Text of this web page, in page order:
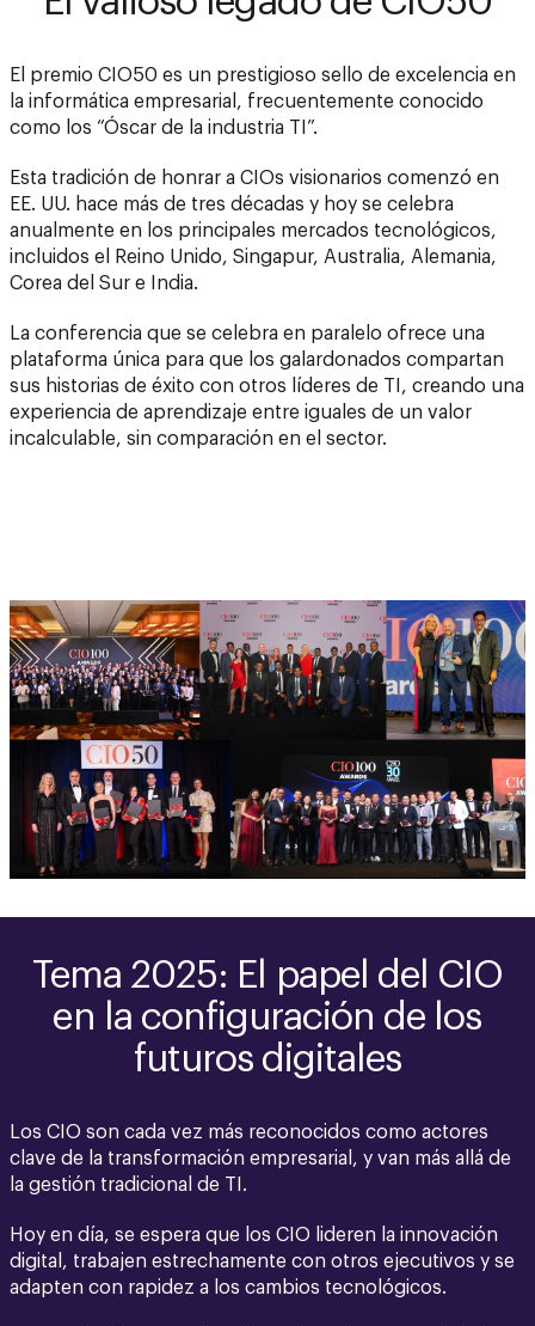
El premio CIO50 es un prestigioso sello de excelencia en
la informática empresarial, frecuentemente conocido
como los “Óscar de la industria TI”.
Esta tradición de honrar a CIOs visionarios comenzó en
EE. UU. hace más de tres décadas y hoy se celebra
anualmente en los principales mercados tecnológicos,
incluidos el Reino Unido, Singapur, Australia, Alemania,
Corea del Sur e India.
La conferencia que se celebra en paralelo ofrece una
plataforma única para que los galardonados compartan
sus historias de éxito con otros líderes de TI, creando una
experiencia de aprendizaje entre iguales de un valor
incalculable, sin comparación en el sector.
Tema 2025: El papel del CIO
en la configuración de los
futuros digitales
Los CIO son cada vez más reconocidos como actores
clave de la transformación empresarial, y van más allá de
la gestión tradicional de TI.
Hoy en día, se espera que los CIO lideren la innovación
digital, trabajen estrechamente con otros ejecutivos y se
adapten con rapidez a los cambios tecnológicos.